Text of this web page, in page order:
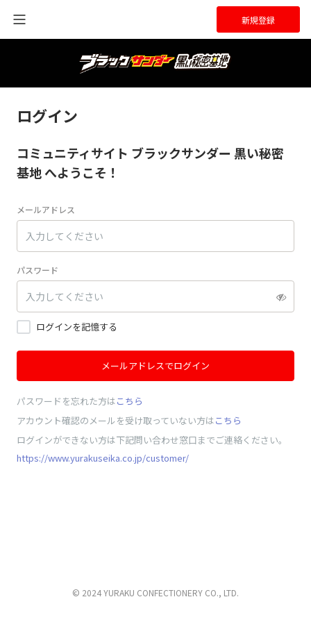
新規登録
ログイン
コミュニティサイト ブラックサンダー 黒い秘密
基地 へようこそ！
メールアドレス
パスワード
ログインを記憶する
メールアドレスでログイン
パスワードを忘れた方はこちら
アカウント確認のメールを受け取っていない方はこちら
ログインができない方は下記問い合わせ窓口までご連絡ください。
https://www.yurakuseika.co.jp/customer/
© 2024 YURAKU CONFECTIONERY CO., LTD.